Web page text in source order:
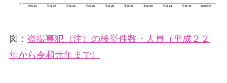
図： 盗撮事犯（注）の検挙件数・人員（平成２２
年から令和元年まで）